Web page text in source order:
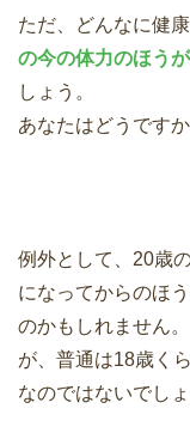
ただ、どんなに健
の今の体力のほう
しょう。
あなたはどうですか
例外として、20歳
になってからのほ
のかもしれません。
が、普通は18歳く
なのではないでしょ